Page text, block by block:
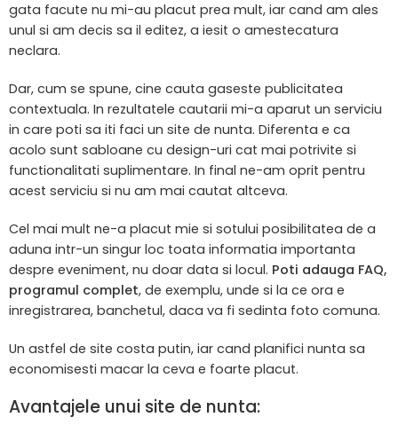
gata facute nu mi-au placut prea mult, iar cand am ales
unul si am decis sa il editez, a iesit o amestecatura
neclara.
Dar, cum se spune, cine cauta gaseste publicitatea
contextuala. In rezultatele cautarii mi-a aparut un serviciu
in care poti sa iti faci un site de nunta. Diferenta e ca
acolo sunt sabloane cu design-uri cat mai potrivite si
functionalitati suplimentare. In final ne-am oprit pentru
acest serviciu si nu am mai cautat altceva.
Cel mai mult ne-a placut mie si sotului posibilitatea de a
aduna intr-un singur loc toata informatia importanta
despre eveniment, nu doar data si locul. Poti adauga FAQ,
programul complet, de exemplu, unde si la ce ora e
inregistrarea, banchetul, daca va fi sedinta foto comuna.
Un astfel de site costa putin, iar cand planifici nunta sa
economisesti macar la ceva e foarte placut.
Avantajele unui site de nunta: